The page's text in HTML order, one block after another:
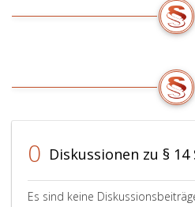
0 Diskussionen zu § 14
Es sind keine